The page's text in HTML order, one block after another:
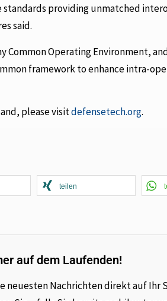
providing unmatched
said.
Common Operating Environment,
framework to enhance intra-
please visitdefensetech.org.
teilen
auf dem Laufenden!
neuesten Nachrichten direkt auf Ihr